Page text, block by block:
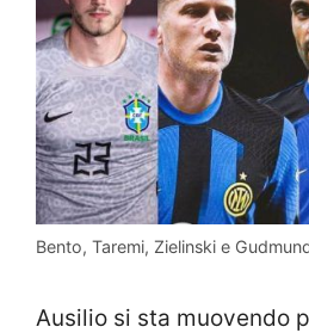
Bento, Taremi, Zielinski e
Ausilio si sta muovendo